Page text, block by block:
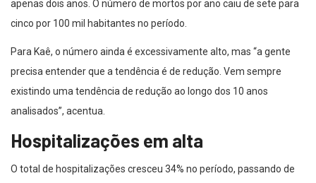
apenas dois anos. O número de mortos por ano caiu de sete para
cinco por 100 mil habitantes no período.
Para Kaê, o número ainda é excessivamente alto, mas “a gente
precisa entender que a tendência é de redução. Vem sempre
existindo uma tendência de redução ao longo dos 10 anos
analisados”, acentua.
Hospitalizações em alta
O total de hospitalizações cresceu 34% no período, passando de